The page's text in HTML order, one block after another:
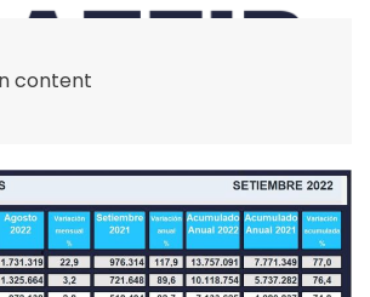
content